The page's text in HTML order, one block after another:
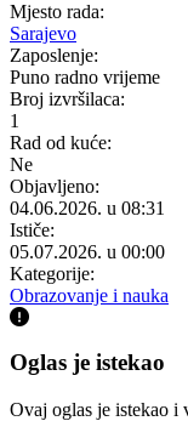
Mjesto rada:
Sarajevo
Zaposlenje:
Puno radno vrijeme
Broj izvršilaca:
1
Rad od kuće:
Ne
Objavljeno:
04.06.2026. u 08:31
Ističe:
05.07.2026. u 00:00
Kategorije:
Obrazovanje i nauka
Oglas je istekao
Ovaj oglas je istekao i